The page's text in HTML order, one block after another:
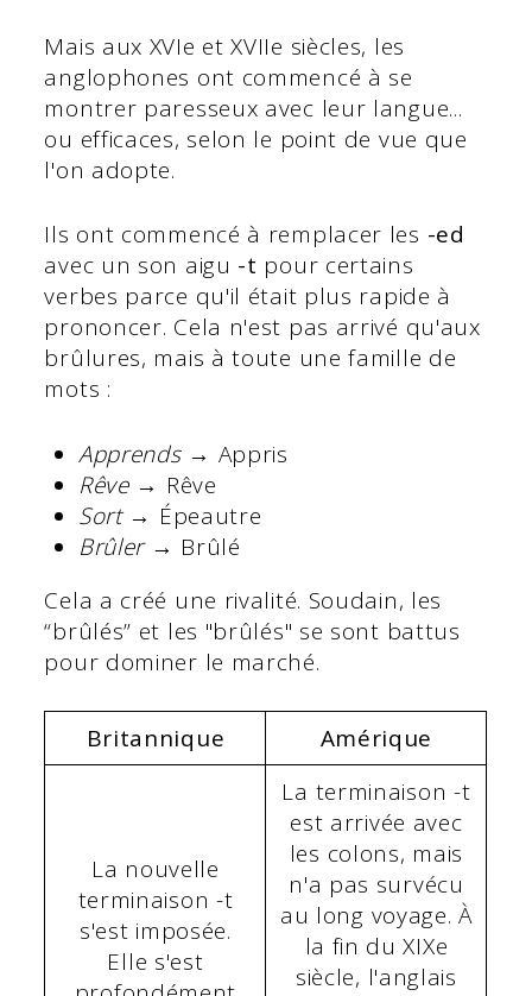
Mais aux XVIe et XVIIe siècles, les
anglophones ont commencé à se
montrer paresseux avec leur langue...
ou efficaces, selon le point de vue que
l'on adopte.
Ils ont commencé à remplacer les -ed
avec un son aigu -t pour certains
verbes parce qu'il était plus rapide à
prononcer. Cela n'est pas arrivé qu'aux
brûlures, mais à toute une famille de
mots :
Apprends → Appris
Rêve → Rêve
Sort → Épeautre
Brûler → Brûlé
Cela a créé une rivalité. Soudain, les
“brûlés” et les "brûlés" se sont battus
pour dominer le marché.
Britannique Amérique
La nouvelle
terminaison -t
s'est imposée.
Elle s'est
La terminaison -t
est arrivée avec
les colons, mais
n'a pas survécu
au long voyage. À
la fin du XIXe
siècle, l'anglais